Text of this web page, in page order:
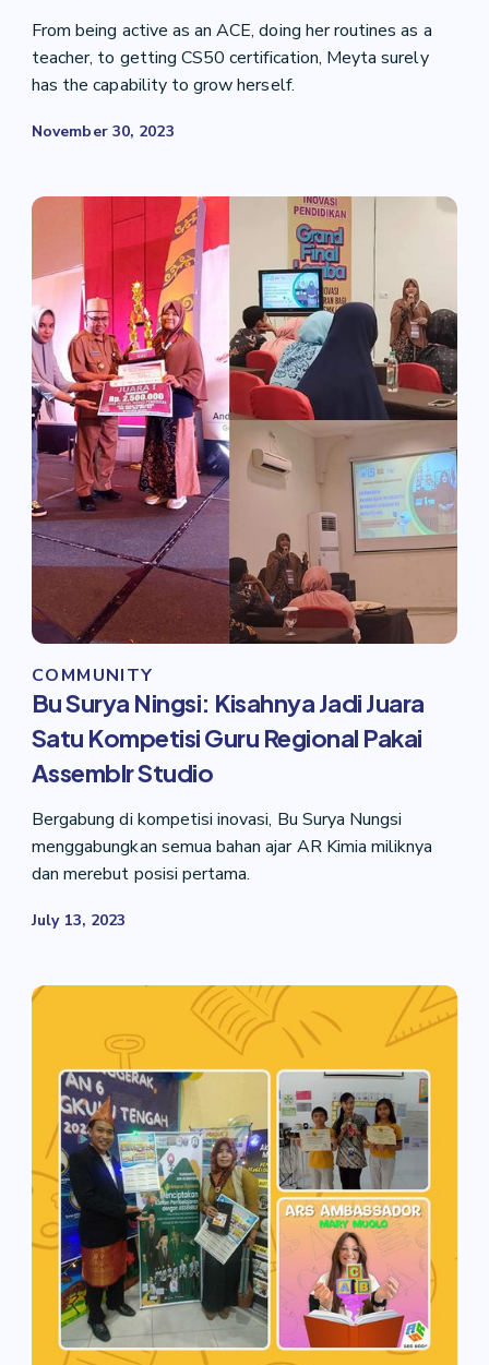
From being active as an ACE, doing her routines as a
teacher, to getting CS50 certification, Meyta surely
has the capability to grow herself.
November 30, 2023
COMMUNITY
Bu Surya Ningsi: Kisahnya Jadi Juara
Satu Kompetisi Guru Regional Pakai
Assemblr Studio
Bergabung di kompetisi inovasi, Bu Surya Nungsi
menggabungkan semua bahan ajar AR Kimia miliknya
dan merebut posisi pertama.
July 13, 2023